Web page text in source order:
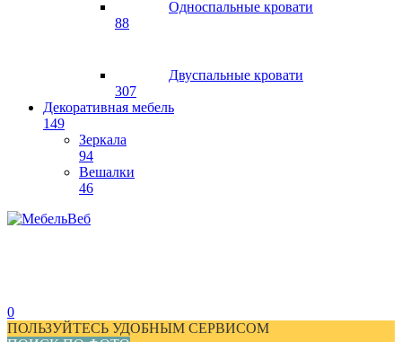
Односпальные кровати
88
Двуспальные кровати
307
Декоративная мебель
149
Зеркала
94
Вешалки
46
0
ПОЛЬЗУЙТЕСЬ УДОБНЫМ СЕРВИСОМ